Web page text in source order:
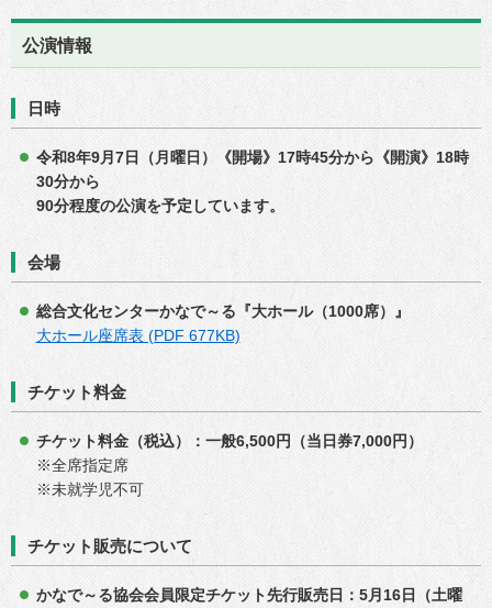
公演情報
日時
令和8年9月7日（月曜日）《開場》17時45分から 《開演》18時
30分から
90分程度の公演を予定しています。
会場
総合文化センターかなで～る『大ホール（1000席）』
大ホール座席表 (PDF 677KB)
チケット料金
チケット料金（税込）：一般6,500円（当日券7,000円）
※全席指定席
※未就学児不可
チケット販売について
かなで～る協会会員限定チケット先行販売日：5月16日（土曜